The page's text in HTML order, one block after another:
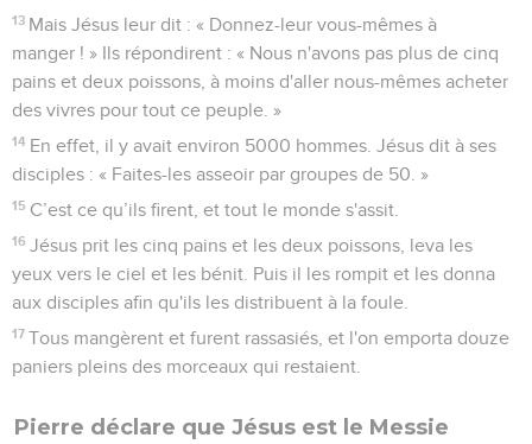
13 Mais Jésus leur dit : « Donnez-leur vous-mêmes à
manger ! » Ils répondirent : « Nous n'avons pas plus de cinq
pains et deux poissons, à moins d'aller nous-mêmes acheter
des vivres pour tout ce peuple. »
14 En effet, il y avait environ 5000 hommes. Jésus dit à ses
disciples : « Faites-les asseoir par groupes de 50. »
15 C’est ce qu’ils firent, et tout le monde s'assit.
16 Jésus prit les cinq pains et les deux poissons, leva les
yeux vers le ciel et les bénit. Puis il les rompit et les donna
aux disciples afin qu'ils les distribuent à la foule.
17 Tous mangèrent et furent rassasiés, et l'on emporta douze
paniers pleins des morceaux qui restaient.
Pierre déclare que Jésus est le Messie